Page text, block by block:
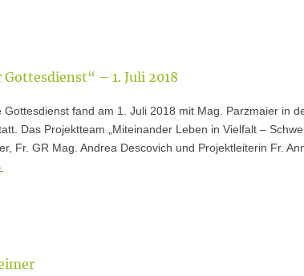
– 1. Juli 2018
fand am 1. Juli 2018 mit Mag. Parzmaier in
Das Projektteam „Miteinander Leben in Vielfalt –
Fr. GR Mag. Andrea Descovich und Projektleiterin Fr.